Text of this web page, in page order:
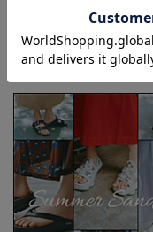
柄パンツって意外と
スタッフが教える大
こなし術